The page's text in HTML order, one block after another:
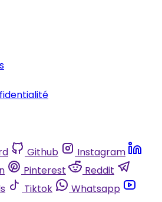
Github
Instagram
Pinterest
Reddit
Tiktok
Whatsapp